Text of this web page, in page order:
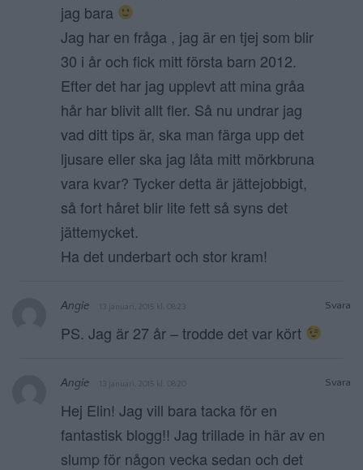
jag bara
Jag har en fråga , jag är en tjej som blir
30 i år och fick mitt första barn 2012.
Efter det har jag upplevt att mina gråa
hår har blivit allt fler. Så nu undrar jag
vad ditt tips är, ska man färga upp det
ljusare eller ska jag låta mitt mörkbruna
vara kvar? Tycker detta är jättejobbigt,
så fort håret blir lite fett så syns det
jättemycket.
Ha det underbart och stor kram!
Svara
Angie 13 januari, 2015 kl. 08:23
PS. Jag är 27 år – trodde det var kört
Svara
Angie 13 januari, 2015 kl. 08:20
Hej Elin! Jag vill bara tacka för en
fantastisk blogg!! Jag trillade in här av en
slump för någon vecka sedan och det